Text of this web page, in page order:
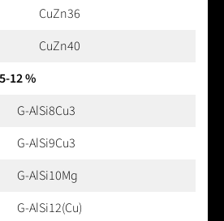
CuZn36
CuZn40
12 %
G-AlSi8Cu3
G-AlSi9Cu3
G-AlSi10Mg
G-AlSi12(Cu)